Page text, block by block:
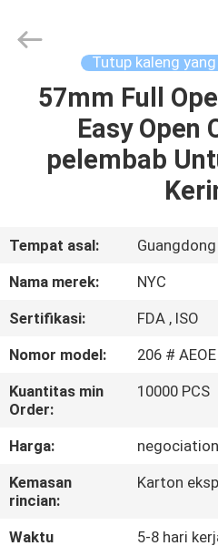
RUMAH
PRODUK
KAMI
PABRIK
KONTROL
KUALITAS
HUBUNGI
KAMI
Co.,Ltd..
Tutup kaleng
57mm Full
Easy Open
pelembab
Tempat asal:
Nama merek:
NYC
Sertifikasi:
FDA , ISO
Nomor model:
206 # AEOE
Kuantitas min
Order:
10000 PCS
Harga:
negociation
Kemasan
rincian:
Karton
Waktu
5-8 hari